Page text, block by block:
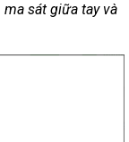
sát giữa tay và